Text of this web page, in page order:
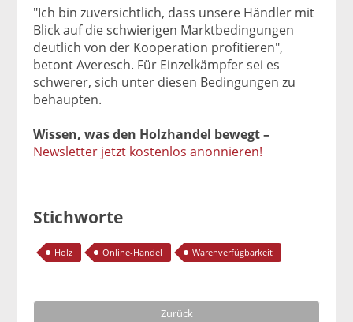
"Ich bin zuversichtlich, dass unsere Händler mit
Blick auf die schwierigen Marktbedingungen
deutlich von der Kooperation profitieren",
betont Averesch. Für Einzelkämpfer sei es
schwerer, sich unter diesen Bedingungen zu
behaupten.
Wissen, was den Holzhandel bewegt –
Newsletter jetzt kostenlos anonnieren!
Stichworte
Holz Online-Handel Warenverfügbarkeit
Zurück